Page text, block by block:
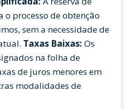
processo de obtenção
sem a necessidade de
Taxas Baixas: Os
na folha de
de juros menores em
modalidades de